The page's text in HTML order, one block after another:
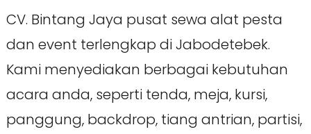
CV. Bintang Jaya pusat sewa alat pesta
dan event terlengkap di Jabodetebek.
Kami menyediakan berbagai kebutuhan
acara anda, seperti tenda, meja, kursi,
panggung, backdrop, tiang antrian, partisi,